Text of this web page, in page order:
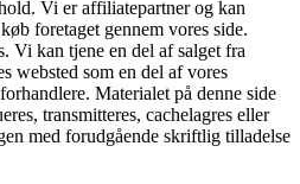
Vi er affiliatepartner og kan
foretaget gennem vores side.
Vi kan tjene en del af salget fra
websted som en del af vores
Materialet på denne side
transmitteres, cachelagres eller
med forudgående skriftlig tilladelse